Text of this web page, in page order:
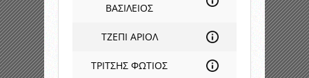
ΒΑΣΙΛΕΙΟΣ
ΤΖΕΠΙ ΑΡΙΟΛ
ΤΡΙΤΣΗΣ ΦΩΤΙΟΣ